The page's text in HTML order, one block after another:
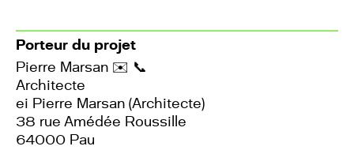
Porteur du projet
Pierre Marsan ✉️ 📞
Architecte
ei Pierre Marsan (Architecte)
38 rue Amédée Roussille
64000 Pau